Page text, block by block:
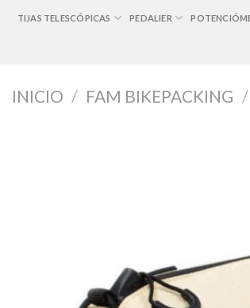
TIJAS TELESCÓPICAS PEDALIER
INICIO / FAM BIKEPACKING /